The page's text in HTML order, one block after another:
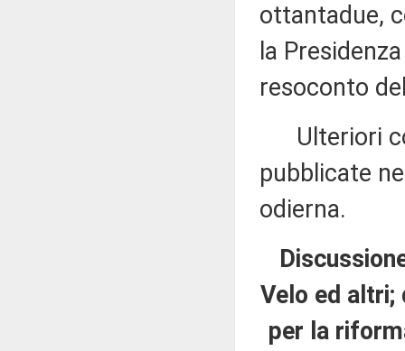
ottantadue,
la
resoconto
Ulteriori
pubblicate
odierna.
Velo ed altri;
per la